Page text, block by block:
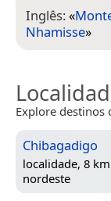
Inglês:«
Nhamisse»
Explore destinos
Chibagadigo
localidade, 8
nordeste